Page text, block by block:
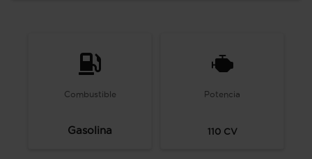
Combustible
Gasolina
Potencia
110CV